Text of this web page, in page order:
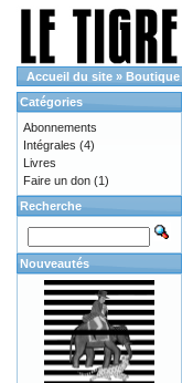
Accueil du site » Boutique
Catégories
Abonnements
Intégrales (4)
Livres
Faire un don (1)
Recherche
Nouveautés